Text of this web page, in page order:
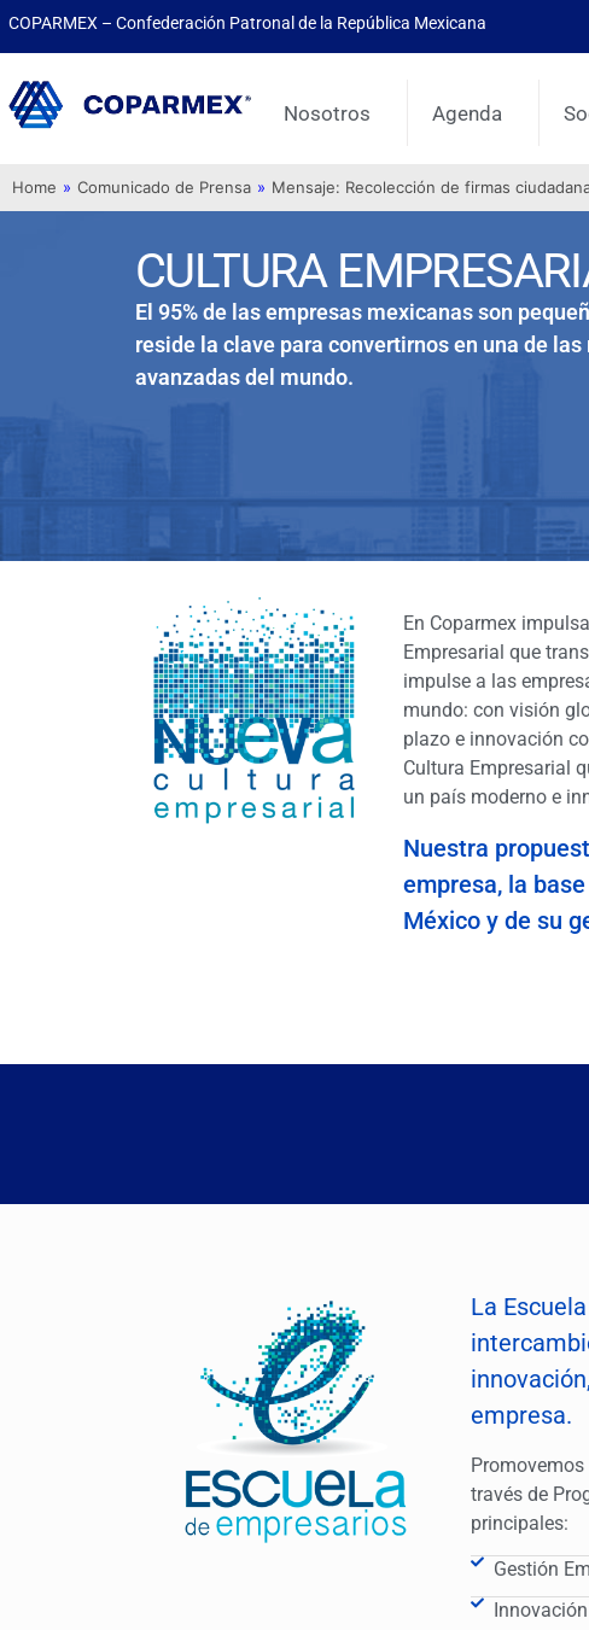
COPARMEX – Confederación Patronal de la República Mexicana
Nosotros Agenda
Home » Comunicado de Prensa » Mensaje: Recolección de firmas
CULTURA
El 95% de las empresas mexicanas son
reside la clave para convertirnos en una de
avanzadas del mundo.
En Coparmex
Empresarial que
impulse a las
mundo: con visión
plazo e innovación
Cultura Empresarial
un país moderno e
Nuestra
empresa, la
México y de su
La
empresa.
través de
principales:
Gestión